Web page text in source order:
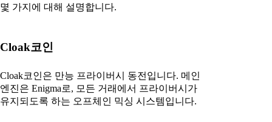
몇 가지에 대해 설명합니다.
Cloak코인
Cloak코인은 만능 프라이버시 동전입니다. 메인
엔진은 Enigma로, 모든 거래에서 프라이버시가
유지되도록 하는 오프체인 믹싱 시스템입니다.